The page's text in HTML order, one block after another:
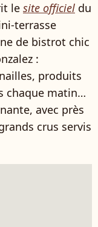
le site officiel du
terrasse
de bistrot chic
:
produits
chaque matin…
avec près
crus servis